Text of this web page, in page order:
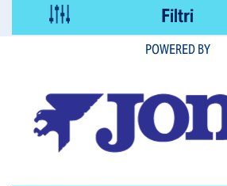
Filtri
POWERED BY